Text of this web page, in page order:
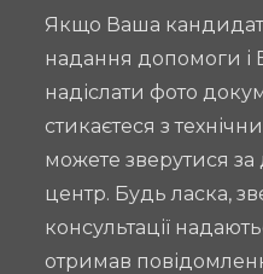
Якщо Ваша
надання допомоги і
надіслати фото
стикаєтеся з
можете зверутися
центр. Будь ласка,
консультації
отримав